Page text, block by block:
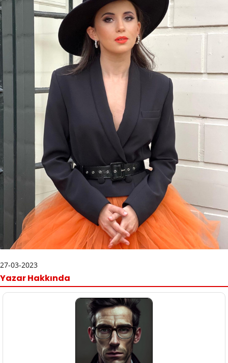
27-03-2023
Yazar Hakkında